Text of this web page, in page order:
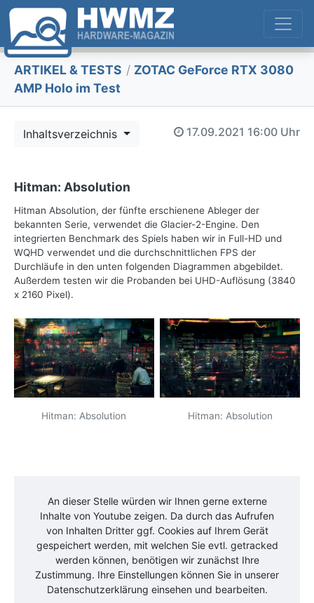
ARTIKEL & TESTS / ZOTAC GeForce RTX 3080
AMP Holo im Test
Inhaltsverzeichnis 17.09.2021 16:00 Uhr
Hitman: Absolution
Hitman Absolution, der fünfte erschienene Ableger der
bekannten Serie, verwendet die Glacier-2-Engine. Den
integrierten Benchmark des Spiels haben wir in Full-HD und
WQHD verwendet und die durchschnittlichen FPS der
Durchläufe in den unten folgenden Diagrammen abgebildet.
Außerdem testen wir die Probanden bei UHD-Auflösung (3840
x 2160 Pixel).
Hitman: Absolution Hitman: Absolution
An dieser Stelle würden wir Ihnen gerne externe
Inhalte von Youtube zeigen. Da durch das Aufrufen
von Inhalten Dritter ggf. Cookies auf Ihrem Gerät
gespeichert werden, mit welchen Sie evtl. getracked
werden können, benötigen wir zunächst Ihre
Zustimmung. Ihre Einstellungen können Sie in unserer
Datenschutzerklärung einsehen und bearbeiten.